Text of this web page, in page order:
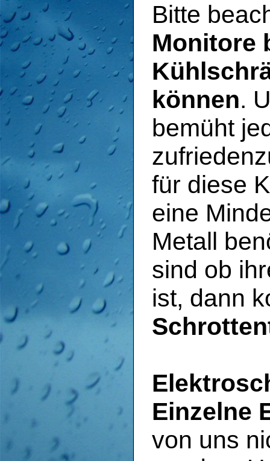
Bitte
Monitore
können.
bemüht
für diese
eine
Metall
sind ob
ist, dann
Einzelne
von uns